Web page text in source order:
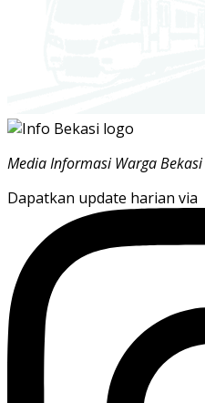
Media Informasi Warga Bekasi
Dapatkan update harian via